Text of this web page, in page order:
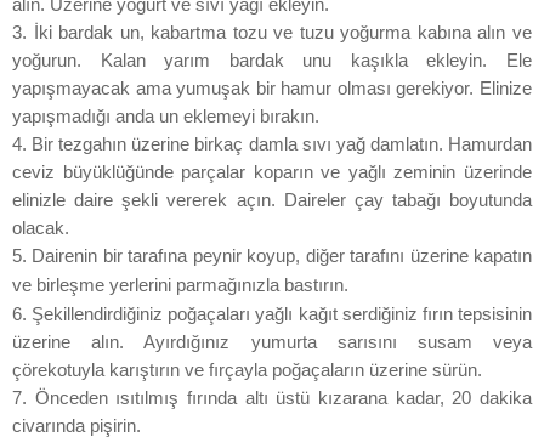
alın. Üzerine yoğurt ve sıvı yağı ekleyin.
3. İki bardak un, kabartma tozu ve tuzu yoğurma kabına alın ve
yoğurun. Kalan yarım bardak unu kaşıkla ekleyin. Ele
yapışmayacak ama yumuşak bir hamur olması gerekiyor. Elinize
yapışmadığı anda un eklemeyi bırakın.
4. Bir tezgahın üzerine birkaç damla sıvı yağ damlatın. Hamurdan
ceviz büyüklüğünde parçalar koparın ve yağlı zeminin üzerinde
elinizle daire şekli vererek açın. Daireler çay tabağı boyutunda
olacak.
5. Dairenin bir tarafına peynir koyup, diğer tarafını üzerine kapatın
ve birleşme yerlerini parmağınızla bastırın.
6. Şekillendirdiğiniz poğaçaları yağlı kağıt serdiğiniz fırın tepsisinin
üzerine alın. Ayırdığınız yumurta sarısını susam veya
çörekotuyla karıştırın ve fırçayla poğaçaların üzerine sürün.
7. Önceden ısıtılmış fırında altı üstü kızarana kadar, 20 dakika
civarında pişirin.